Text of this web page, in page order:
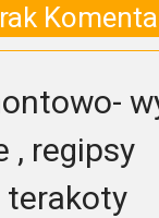
, regipsy
terakoty